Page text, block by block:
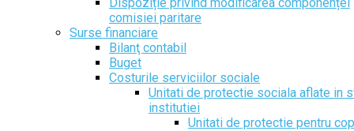
comisiei paritare
Surse financiare
Bilanţ contabil
Buget
Costurile serviciilor sociale
Unitati de protectie sociala aflate in
institutiei
Unitati de protectie pentru